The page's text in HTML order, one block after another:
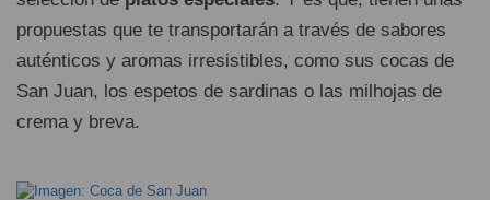
propuestas que te transportarán a través de sabores
auténticos y aromas irresistibles, como sus cocas de
San Juan, los espetos de sardinas o las milhojas de
crema y breva.